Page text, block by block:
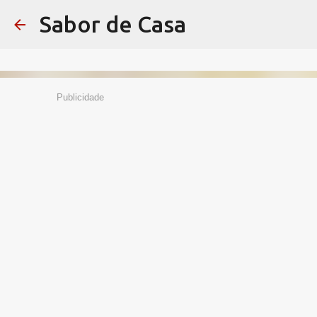
Sabor de Casa
Publicidade